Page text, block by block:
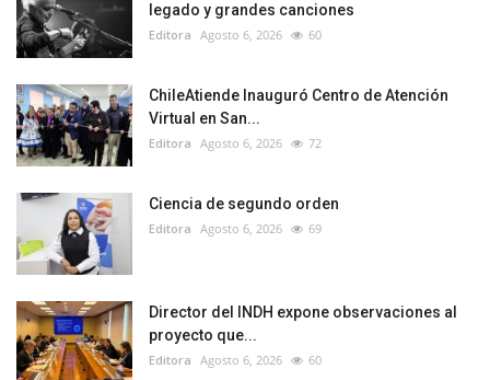
legado y grandes canciones
Editora Agosto 6, 2026 60
ChileAtiende Inauguró Centro de Atención
Virtual en San...
Editora Agosto 6, 2026 72
Ciencia de segundo orden
Editora Agosto 6, 2026 69
Director del INDH expone observaciones al
proyecto que...
Editora Agosto 6, 2026 60